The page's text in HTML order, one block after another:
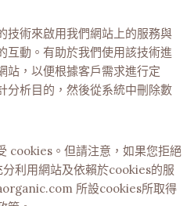
技術來啟用我們網站上的服務與
互動。有助於我們使用該技術進
站，以便根據客戶需求進行定
分析目的，然後從系統中刪除數
cookies。但請注意，如果您拒絕
利用網站及依賴於cookies的服
所設cookies所取得